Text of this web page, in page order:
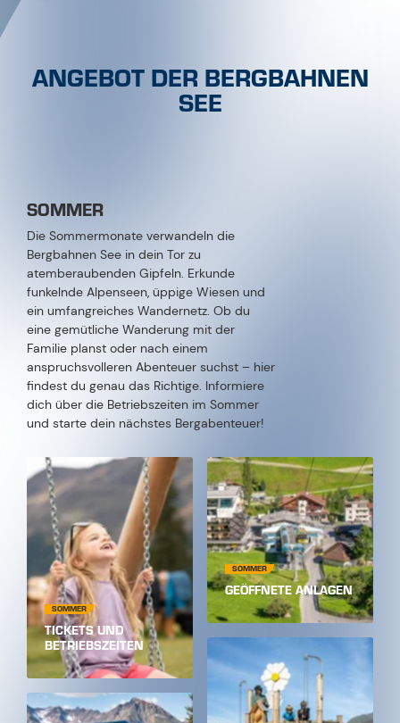
ANGEBOT DER BERGBAHNEN
SEE
SOMMER
Die Sommermonate verwandeln die
Bergbahnen See in dein Tor zu
atemberaubenden Gipfeln. Erkunde
funkelnde Alpenseen, üppige Wiesen und
ein umfangreiches Wandernetz. Ob du
eine gemütliche Wanderung mit der
Familie planst oder nach einem
anspruchsvolleren Abenteuer suchst – hier
findest du genau das Richtige. Informiere
dich über die Betriebszeiten im Sommer
und starte dein nächstes Bergabenteuer!
SOMMER
TICKETS UND
BETRIEBSZEITEN
SOMMER
GEÖFFNETE ANLAGEN